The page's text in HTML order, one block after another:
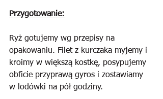
Przygotowanie:
Ryż gotujemy wg przepisy na
opakowaniu. Filet z kurczaka myjemy i
kroimy w większą kostkę, posypujemy
obficie przyprawą gyros i zostawiamy
w lodówki na pół godziny.